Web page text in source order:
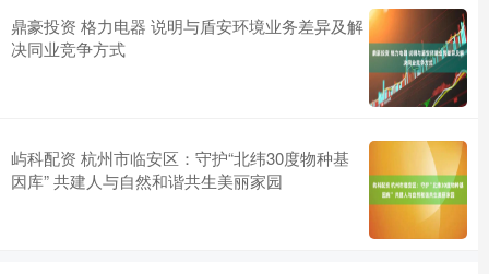
鼎豪投资 格力电器 说明与盾安环境业务差异及解
决同业竞争方式
屿科配资 杭州市临安区：守护“北纬30度物种基
因库” 共建人与自然和谐共生美丽家园